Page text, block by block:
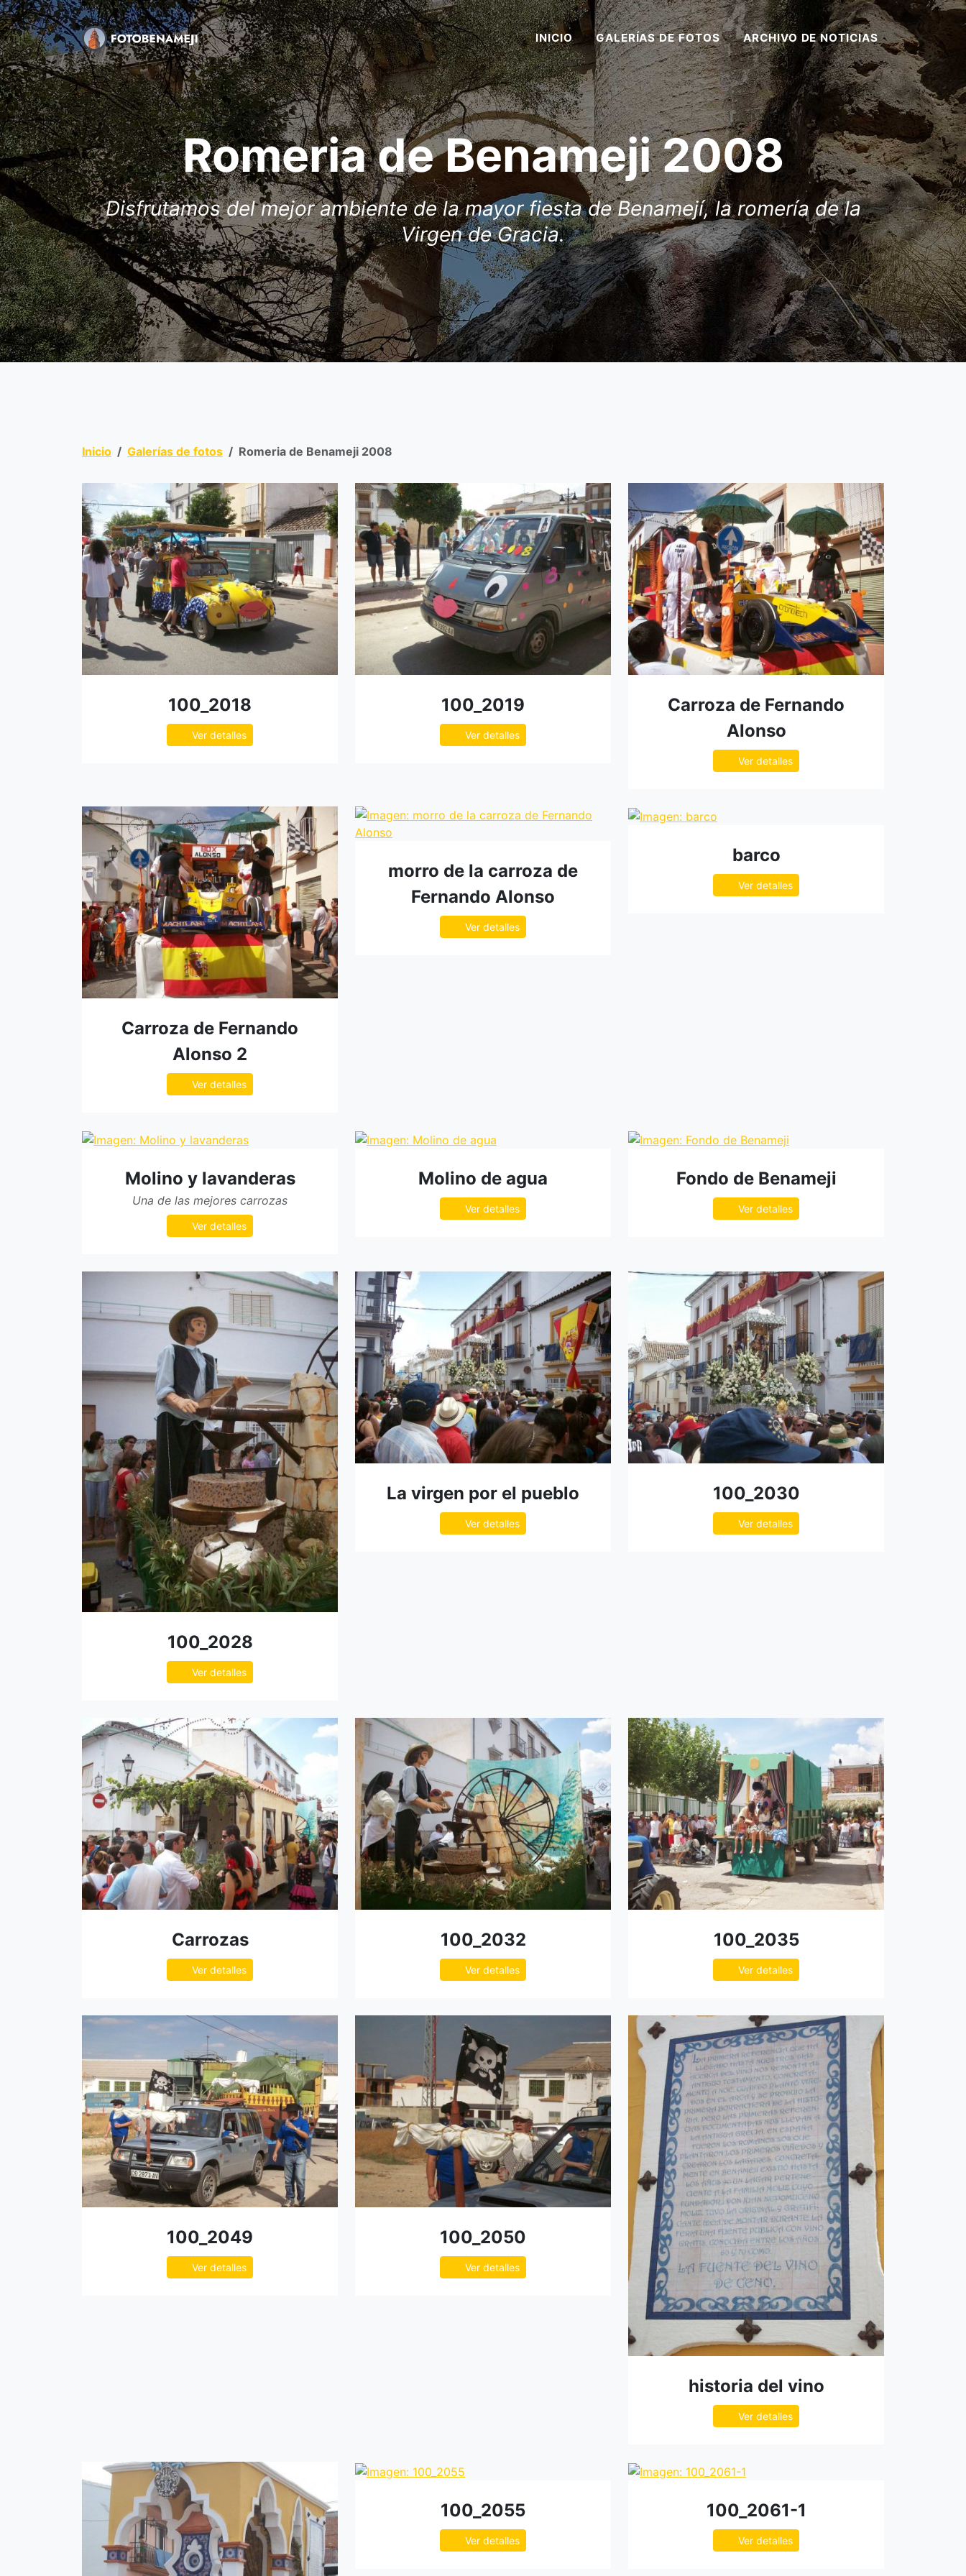
INICIO GALERÍAS DE FOTOS ARCHIVO DE NOTICIAS
Romeria de Benameji 2008
Disfrutamos del mejor ambiente de la mayor fiesta de Benamejí, la romería de la
Virgen de Gracia.
Inicio Galerías de fotos Romeria de Benameji 2008
100_2018
Ver detalles
100_2019
Ver detalles
Carroza de Fernando
Alonso
Ver detalles
Carroza de Fernando
Alonso 2
Ver detalles
morro de la carroza de
Fernando Alonso
Ver detalles
barco
Ver detalles
Molino y lavanderas
Una de las mejores carrozas
Ver detalles
Molino de agua
Ver detalles
Fondo de Benameji
Ver detalles
100_2028
Ver detalles
La virgen por el pueblo
Ver detalles
100_2030
Ver detalles
Carrozas
Ver detalles
100_2032
Ver detalles
100_2035
Ver detalles
100_2049
Ver detalles
100_2050
Ver detalles
historia del vino
Ver detalles
100_2055
Ver detalles
100_2061-1
Ver detalles